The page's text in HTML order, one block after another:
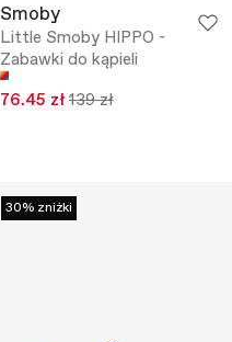
Smoby
Little Smoby HIPPO -
Zabawki do kąpieli
76.45 zł 139 zł
30% zniżki